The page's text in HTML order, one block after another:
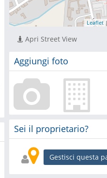
Leaflet
Apri Street View
Aggiungi foto
Sei il proprietario?
Gestisci questa